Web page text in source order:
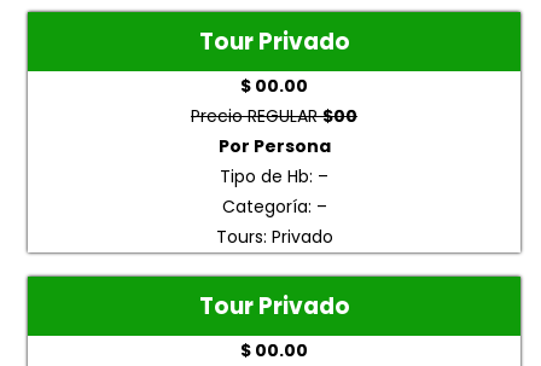
Tour Privado
$ 00.00
Precio REGULAR$00
Por Persona
Tipo de Hb: –
Categoría: –
Tours: Privado
Tour Privado
$ 00.00